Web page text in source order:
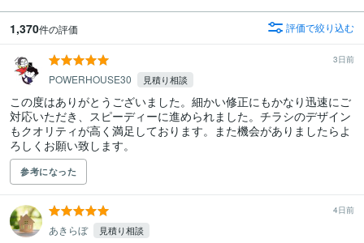
1,370件の評価 評価で絞り込む
3日前
POWERHOUSE30 見積り相談
この度はありがとうございました。細かい修正にもかなり迅速にご
対応いただき、スピーディーに進められました。チラシのデザイン
もクオリティが高く満足しております。また機会がありましたらよ
ろしくお願い致します。
参考になった
4日前
あきらぼ 見積り相談